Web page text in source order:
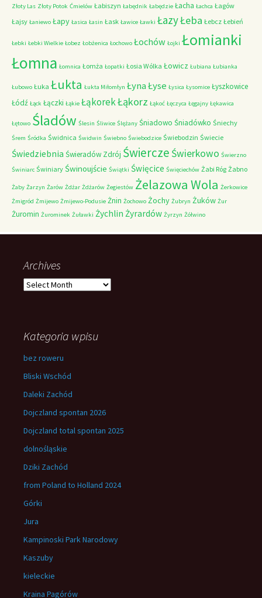
Złoty Las Złoty Potok Ćmielów Łabiszyn Łabędnik Łabędzie Łacha Łachca Łagów
Łajsy Łaniewo Łapy Łasica Łasin Łask Ławice Ławki ŁazyŁeba Łebcz Łebień
Łebki Łebki Wielkie Łobez Łobżenica Łochowo Łochów Łojki Łomianki
Łomna Łomnica Łomża Łopatki Łosia Wólka Łowicz Łubiana Łubianka
Łubowo Łuka Łukta Łukta Miłomłyn ŁynaŁyse Łysica Łysomice Łyszkowice
Łódź Łąck Łączki Łąkie ŁąkorekŁąkorz Łąkoć Łęczyca Łęgajny Łękawica
Łętowo Śladów Ślesin Śliwice Ślężany Śniadowo Śniadówko Śniechy
Śrem Śródka Świdnica Świdwin Świebno Świebodzice Świebodzin Świecie
Świedziebnia Świeradów Zdrój Świercze Świerkowo Świerzno
Świniarc Świniary Świnoujście Świątki Święcice Święciechów Żabi Róg Żabno
Żaby Żarzyn Żarów Żdżar Żdżarów Żegiestów Żelazowa Wola Żerkowice
Żmigród Żmijewo Żmijewo-Podusie Żnin Żochowo Żochy Żubryn Żuków Żur
Żuromin Żurominek Żuławki Żychlin Żyrardów Żyrzyn Żółwino
Archives
Archives
Kategoria wpisu
bez roweru
Bliski Wschód
Daleki Zachód
Dojczland spontan 2026
Dojczland total spontan 2025
dolnośląskie
Dziki Zachód
from Poland to Holland 2024
Górki
Jura
Kampinoski Park Narodowy
Kaszuby
kieleckie
Kraina Pagórów